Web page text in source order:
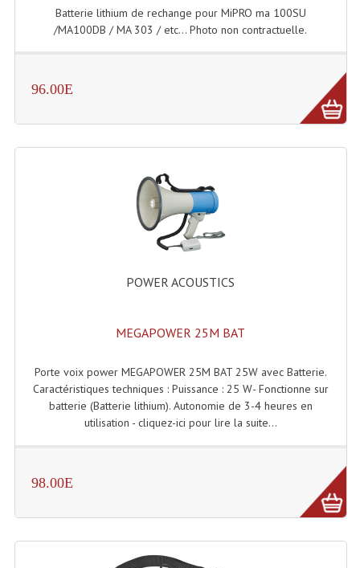
Batterie lithium de rechange pour MiPRO ma 100SU
/MA100DB / MA 303 / etc... Photo non contractuelle.
96.00E
POWER ACOUSTICS
MEGAPOWER 25M BAT
Porte voix power MEGAPOWER 25M BAT 25W avec Batterie.
Caractéristiques techniques : Puissance : 25 W- Fonctionne sur
batterie (Batterie lithium). Autonomie de 3-4 heures en
utilisation - cliquez-ici pour lire la suite...
98.00E